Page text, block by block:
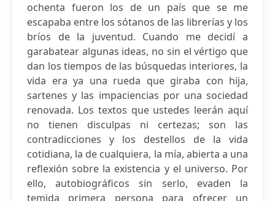
ochenta fueron los de un país que se me
escapaba entre los sótanos de las librerías y los
bríos de la juventud. Cuando me decidí a
garabatear algunas ideas, no sin el vértigo que
dan los tiempos de las búsquedas interiores, la
vida era ya una rueda que giraba con hija,
sartenes y las impaciencias por una sociedad
renovada. Los textos que ustedes leerán aquí
no tienen disculpas ni certezas; son las
contradicciones y los destellos de la vida
cotidiana, la de cualquiera, la mía, abierta a una
reflexión sobre la existencia y el universo. Por
ello, autobiográficos sin serlo, evaden la
temida primera persona para ofrecer un